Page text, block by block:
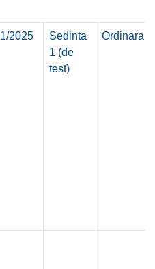
1/2025
Sedinta
1 (de
test)
Ordinara